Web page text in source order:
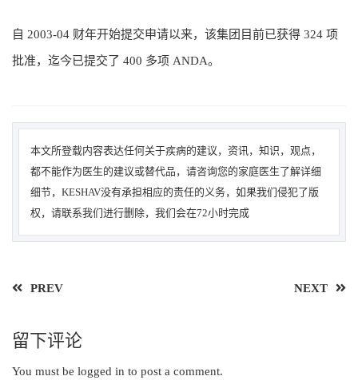
自 2003-04 财年开始提交申请以来，该集团目前已获得 324 项
批准，迄今已提交了 400 多项 ANDA。
本文所登载内容表达任何关于疾病的建议，资讯，知识，观点，
都不能作为医生的建议或替代品，请咨询您的家庭医生了解详细
细节，KESHAV没有承担相应的责任的义务，如果我们侵犯了版
权，请联系我们进行删除，我们会在72小时完成
PREV NEXT
留下评论
You must be logged in to post a comment.